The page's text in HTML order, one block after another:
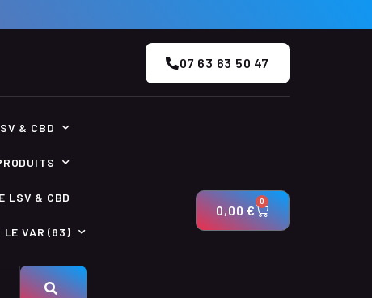
07 63 63 50 47
& CBD
LSV & CBD
LE VAR (83)
0,00€
0